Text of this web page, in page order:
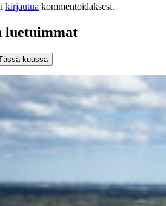
kirjautua kommentoidaksesi.
luetuimmat
kuussa